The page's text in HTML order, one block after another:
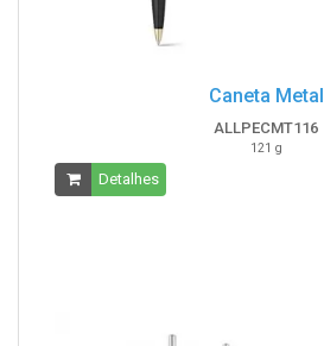
Caneta Metal
ALLPECMT116
121 g
Detalhes